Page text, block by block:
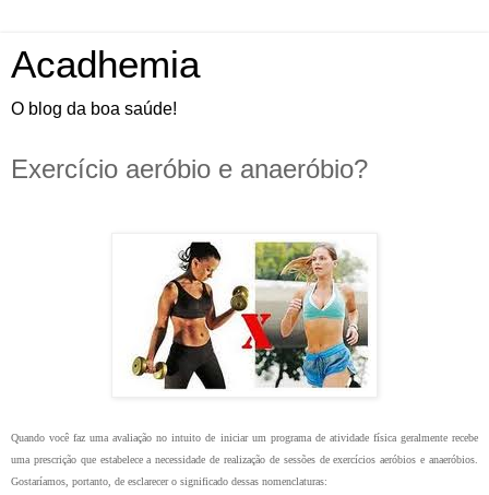
Acadhemia
O blog da boa saúde!
Exercício aeróbio e anaeróbio?
Quando você faz uma avaliação no intuito de iniciar um programa de atividade física geralmente recebe
uma prescrição que estabelece a necessidade de realização de sessões de exercícios aeróbios e anaeróbios.
Gostaríamos, portanto, de esclarecer o significado dessas nomenclaturas: